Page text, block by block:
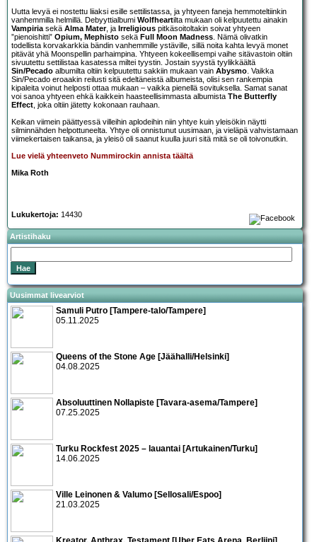
Uutta levyä ei nostettu liiaksi esille settilistassa, ja yhtyeen faneja hemmoteltiinkin
vanhemmilla helmillä. Debyyttialbumi Wolfheartilta mukaan oli kelpuutettu ainakin
Vampiriasekä Alma Mater, ja Irreligious pitkäsoitoltakin soivat yhtyeen
”pienoishitti” Opium, Mephisto sekä Full Moon Madness. Nämä olivatkin
todellista korvakarkkia bändin vanhemmille ystäville, sillä noita kahta levyä monet
pitävät yhä Moonspellin parhaimpina. Yhtyeen kokeellisempi vaihe sitävastoin oltiin
sivuutettu settilistaa kasatessa miltei tyystin. Jostain syystä tyylikkäältä
Sin/Pecado albumilta oltiin kelpuutettu sakkiin mukaan vain Abysmo. Vaikka
Sin/Pecado eroaakin reilusti sitä edeltäneistä albumeista, olisi sen rankempia
kipaleita voinut helposti ottaa mukaan – vaikka pienellä sovituksella. Samat sanat
voi sanoa yhtyeen ehkä kaikkein haasteellisimmasta albumista The Butterfly
Effect, joka oltiin jätetty kokonaan rauhaan.
Keikan viimein päättyessä villeihin aplodeihin niin yhtye kuin yleisökin näytti
silminnähden helpottuneelta. Yhtye oli onnistunut uusimaan, ja vieläpä vahvistamaan
viimekertaisen taikansa, ja yleisö oli saanut kuulla juuri sitä mitä se oli toivonutkin.
Lue vielä yhteenveto Nummirockin annista täältä
Mika Roth
Lukukertoja: 14430
Artistihaku
Uusimmat livearviot
Samuli Putro [Tampere-talo/Tampere]
05.11.2025
Queens of the Stone Age [Jäähalli/Helsinki]
04.08.2025
Absoluuttinen Nollapiste [Tavara-asema/Tampere]
07.25.2025
Turku Rockfest 2025 – lauantai [Artukainen/Turku]
14.06.2025
Ville Leinonen & Valumo [Sellosali/Espoo]
21.03.2025